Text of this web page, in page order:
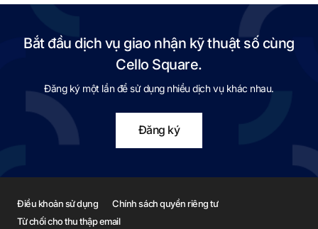
Bắt đầu dịch vụ giao nhận kỹ thuật số cùng
Cello Square.
Đăng ký một lần để sử dụng nhiều dịch vụ khác nhau.
Đăng ký
Điều khoản sử dụng
Chính sách quyền riêng tư
Từ chối cho thu thập email